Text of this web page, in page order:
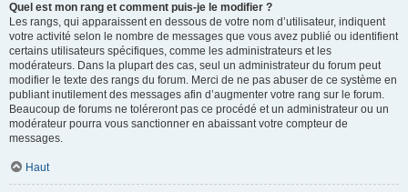
Quel est mon rang et comment puis-je le modifier ?
Les rangs, qui apparaissent en dessous de votre nom d’utilisateur, indiquent
votre activité selon le nombre de messages que vous avez publié ou identifient
certains utilisateurs spécifiques, comme les administrateurs et les
modérateurs. Dans la plupart des cas, seul un administrateur du forum peut
modifier le texte des rangs du forum. Merci de ne pas abuser de ce système en
publiant inutilement des messages afin d’augmenter votre rang sur le forum.
Beaucoup de forums ne toléreront pas ce procédé et un administrateur ou un
modérateur pourra vous sanctionner en abaissant votre compteur de
messages.
Haut